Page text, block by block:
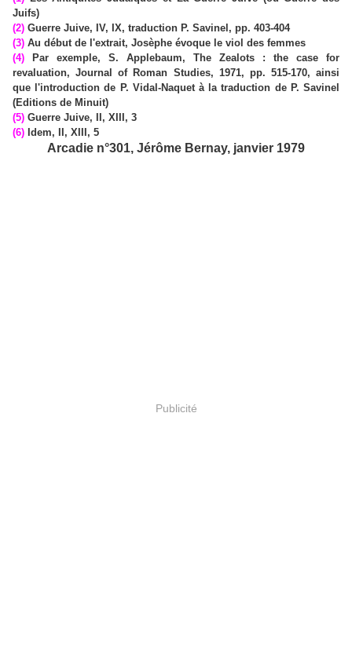
Juifs)
(2) Guerre Juive, IV, IX, traduction P. Savinel, pp. 403-404
(3) Au début de l'extrait, Josèphe évoque le viol des femmes
(4) Par exemple, S. Applebaum, The Zealots : the case for
revaluation, Journal of Roman Studies, 1971, pp. 515-170, ainsi
que l'introduction de P. Vidal-Naquet à la traduction de P. Savinel
(Editions de Minuit)
(5) Guerre Juive, II, XIII, 3
(6) Idem, II, XIII, 5
Arcadie n°301, Jérôme Bernay, janvier 1979
Publicité